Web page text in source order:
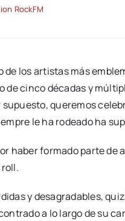
RockFM
de los artistas más
de cinco décadas y
supuesto, queremos
le ha rodeado ha
haber formado parte de
y desagradables,
a lo largo de su